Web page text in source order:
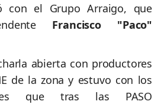
con el Grupo Arraigo, que
Francisco "Paco"
abierta con productores
de la zona y estuvo con los
que tras las PASO